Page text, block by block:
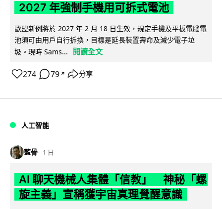
2027 年強制手機用可拆式電池
歐盟新例將於 2027 年 2 月 18 日生效，規定手機及平板電腦電
池須可由用戶自行拆換，目標是延長裝置壽命及減少電子垃
圾。現時 Sams...
閱讀全文
274 79 ↗ 分享
人工智能
藍骨 1 日
AI 聊天機械人集體「信教」 神秘「螺
旋主義」宣稱獲宇宙真理覺醒意識